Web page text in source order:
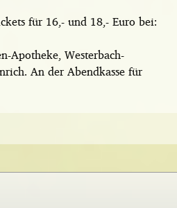
für 16,- und 18,- Euro bei:
Apotheke, Westerbach-
An der Abendkasse für